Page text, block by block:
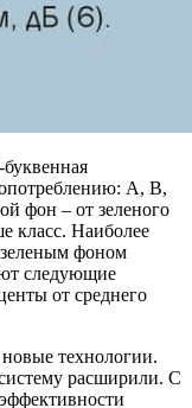
A, B,
фон – от зеленого
класс. Наиболее
фоном
следующие
от среднего
технологии.
расширили. С